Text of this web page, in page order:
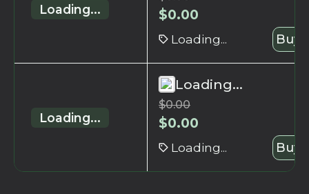
Loading... $0.00
Loading... Buy
Loading...
Loading...
$0.00
$0.00
Loading... Buy